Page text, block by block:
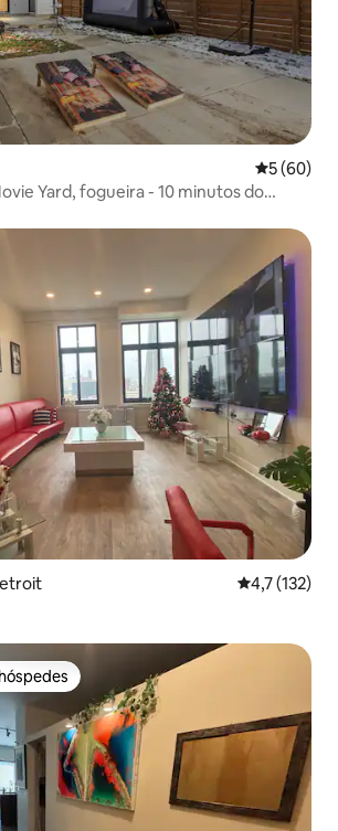
5 de uma
5 (60)
Yard, fogueira - 10 minutos do
4,7 de uma
4,7 (132)
preferidos dos hóspedes